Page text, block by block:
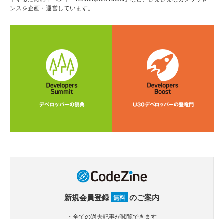
ンスを企画・運営しています。
新規会員登録 無料 のご案内
・全ての過去記事が閲覧できます